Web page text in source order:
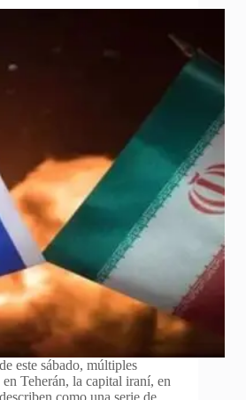
este sábado, múltiples
Teherán, la capital iraní, en